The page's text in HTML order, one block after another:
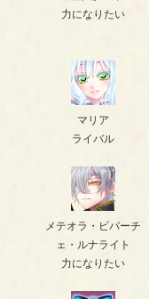
力になりたい
マリア
ライバル
メテオラ・ビバーチ
ェ・ルナライト
力になりたい